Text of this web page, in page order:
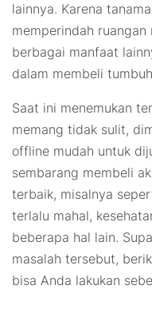
lainnya. Karena
memperindah
berbagai manfaat
dalam membeli
Saat ini menemukan
memang tidak sulit,
offline mudah untuk
sembarang membeli
terbaik, misalnya
terlalu mahal,
beberapa hal lain.
masalah tersebut,
bisa Anda lakukan